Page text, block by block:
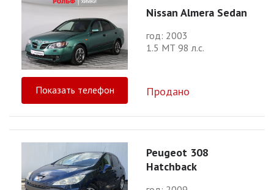
Nissan Almera Sedan
год: 2003
1.5 МТ 98 л.с.
Показать телефон Продано
Peugeot 308
Hatchback